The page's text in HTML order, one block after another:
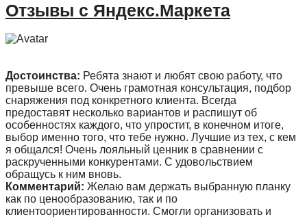
Отзывы с Яндекс.Маркета
Достоинства: Ребята знают и любят свою работу, что
превыше всего. Очень грамотная консультация, подбор
снаряжения под конкретного клиента. Всегда
предоставят несколько вариантов и распишут об
особенностях каждого, что упростит, в конечном итоге,
выбор именно того, что тебе нужно. Лучшие из тех, с кем
я общался! Очень лояльный ценник в сравнении с
раскрученными конкурентами. С удовольствием
обращусь к ним вновь.
Комментарий: Желаю вам держать выбранную планку
как по ценообразованию, так и по
клиентоориентированности. Смогли организовать и